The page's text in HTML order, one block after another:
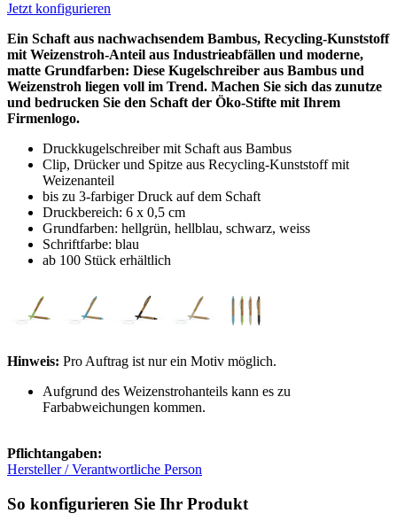
Jetzt konfigurieren
Ein Schaft aus nachwachsendem Bambus, Recycling-Kunststoff
mit Weizenstroh-Anteil aus Industrieabfällen und moderne,
matte Grundfarben: Diese Kugelschreiber aus Bambus und
Weizenstroh liegen voll im Trend. Machen Sie sich das zunutze
und bedrucken Sie den Schaft der Öko-Stifte mit Ihrem
Firmenlogo.
Druckkugelschreiber mit Schaft aus Bambus
Clip, Drücker und Spitze aus Recycling-Kunststoff mit
Weizenanteil
bis zu 3-farbiger Druck auf dem Schaft
Druckbereich: 6 x 0,5 cm
Grundfarben: hellgrün, hellblau, schwarz, weiss
Schriftfarbe: blau
ab 100 Stück erhältlich
Hinweis: Pro Auftrag ist nur ein Motiv möglich.
Aufgrund des Weizenstrohanteils kann es zu
Farbabweichungen kommen.
Pflichtangaben:
Hersteller / Verantwortliche Person
So konfigurieren Sie Ihr Produkt